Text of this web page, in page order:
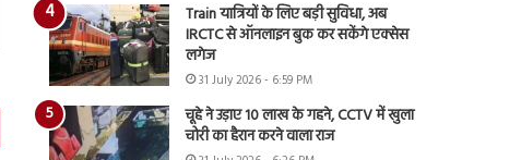
Train यात्रियों के लिए बड़ी सुविधा, अब
IRCTC से ऑनलाइन बुक कर सकेंगे एक्सेस
लगेज
31 July 2026 - 6:59 PM
चूहे ने उड़ाए 10 लाख के गहने, CCTV में खुला
चोरी का हैरान करने वाला राज